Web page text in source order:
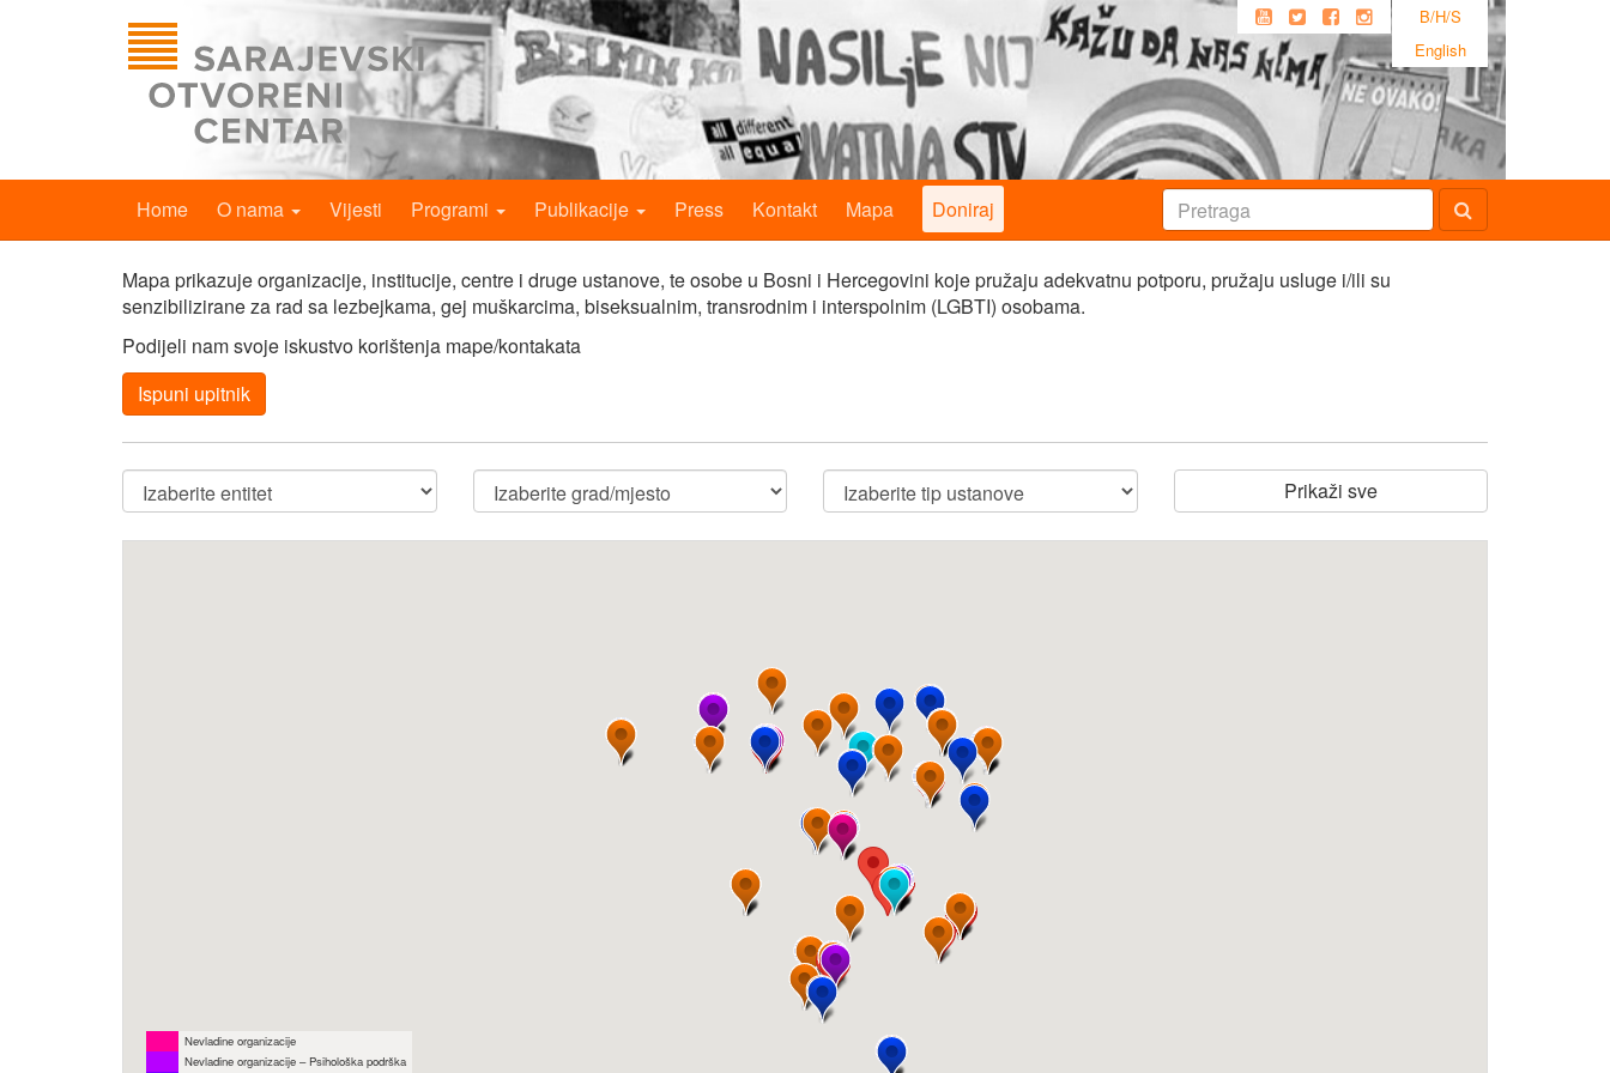
B/H/S
English
Home O nama Vijesti Programi Publikacije Press Kontakt Mapa Doniraj
Mapa prikazuje organizacije, institucije, centre i druge ustanove, te osobe u Bosni i Hercegovini koje pružaju adekvatnu potporu, pružaju usluge i/ili su
senzibilizirane za rad sa lezbejkama, gej muškarcima, biseksualnim, transrodnim i interspolnim (LGBTI) osobama.
Podijeli nam svoje iskustvo korištenja mape/kontakata
Ispuni upitnik
Prikaži sve
Nevladine organizacije
Nevladine organizacije – Psihološka podrška